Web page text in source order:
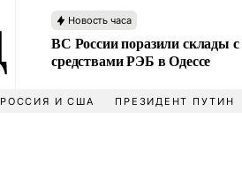
Новость часа
ВС России поразили склады
средствами РЭБ в Одессе
РОССИЯ И США ПРЕЗИДЕНТ ПУТИН